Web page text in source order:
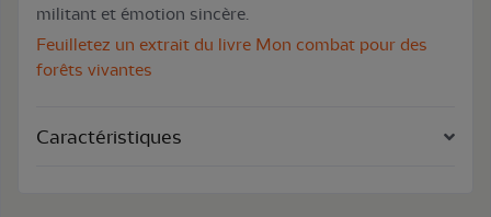
militant et émotion sincère.
Feuilletez un extrait du livre Mon combat pour des
forêts vivantes
Caractéristiques